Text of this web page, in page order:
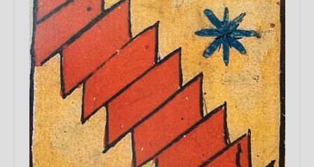
Chi sono
FAQ
Contatti